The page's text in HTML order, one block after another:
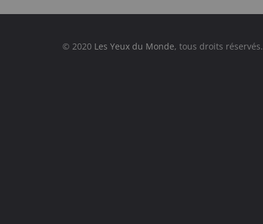
© 2020 Les Yeux du Monde, tous droits réservés.